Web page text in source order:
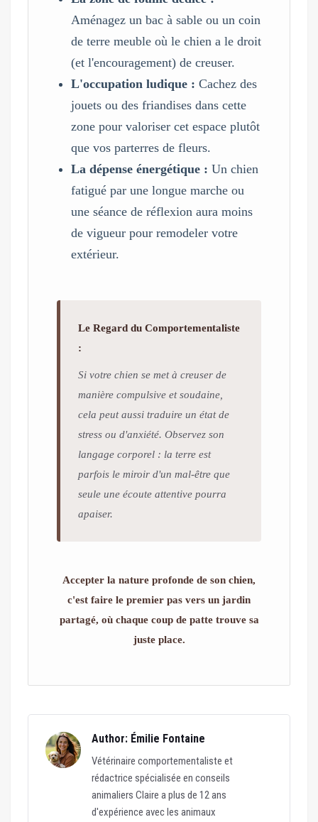
Aménagez un bac à sable ou un coin
de terre meuble où le chien a le droit
(et l'encouragement) de creuser.
L'occupation ludique : Cachez des
jouets ou des friandises dans cette
zone pour valoriser cet espace plutôt
que vos parterres de fleurs.
La dépense énergétique : Un chien
fatigué par une longue marche ou
une séance de réflexion aura moins
de vigueur pour remodeler votre
extérieur.
Le Regard du Comportementaliste
:
Si votre chien se met à creuser de
manière compulsive et soudaine,
cela peut aussi traduire un état de
stress ou d'anxiété. Observez son
langage corporel : la terre est
parfois le miroir d'un mal-être que
seule une écoute attentive pourra
apaiser.
Accepter la nature profonde de son chien,
c'est faire le premier pas vers un jardin
partagé, où chaque coup de patte trouve sa
juste place.
Author: Émilie Fontaine
Vétérinaire comportementaliste et
rédactrice spécialisée en conseils
animaliers Claire a plus de 12 ans
d'expérience avec les animaux